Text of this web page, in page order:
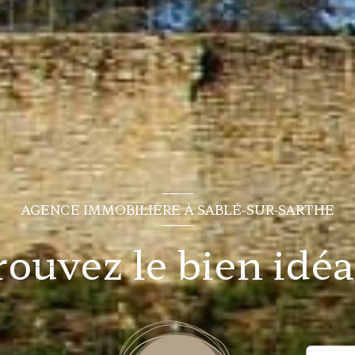
AGENCE IMMOBILIÈRE À SABLÉ-SUR-SARTHE
le bien